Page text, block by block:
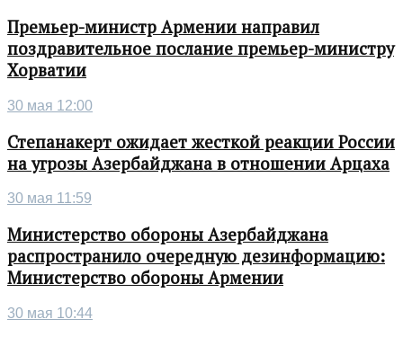
Премьер-министр Армении направил
поздравительное послание премьер-министру
Хорватии
30 мая 12:00
Степанакерт ожидает жесткой реакции России
на угрозы Азербайджана в отношении Арцаха
30 мая 11:59
Министерство обороны Азербайджана
распространило очередную дезинформацию:
Министерство обороны Армении
30 мая 10:44